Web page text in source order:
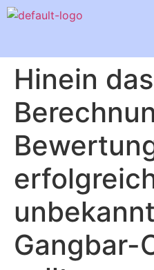
Hinein das
Gangbar-